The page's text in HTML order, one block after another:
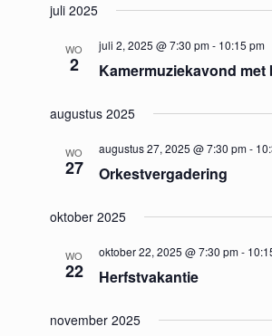
juli 2025
WO
2 Kamermuziekavond met
juli 2, 2025 @ 7:30 pm- 10:15 pm
augustus 2025
WO
27 Orkestvergadering
augustus 27, 2025 @ 7:30 pm-
oktober 2025
WO
22 Herfstvakantie
oktober 22, 2025 @ 7:30 pm-
november 2025